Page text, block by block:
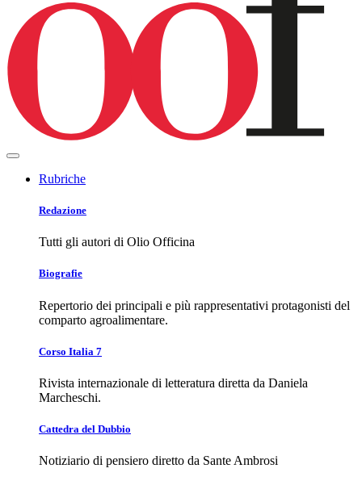
Rubriche
Redazione
Tutti gli autori di Olio Officina
Biografie
Repertorio dei principali e più rappresentativi protagonisti del
comparto agroalimentare.
Corso Italia 7
Rivista internazionale di letteratura diretta da Daniela
Marcheschi.
Cattedra del Dubbio
Notiziario di pensiero diretto da Sante Ambrosi